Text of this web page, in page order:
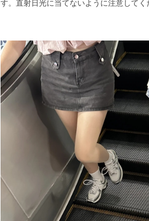
す。直射日光に当てないように注意してく